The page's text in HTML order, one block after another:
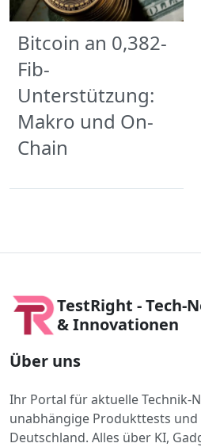
Bitcoin an 0,382-
Fib-
Unterstützung:
Makro und On-
Chain
TestRight - Tech-
& Innovationen
Über uns
Ihr Portal für aktuelle Technik-
unabhängige Produkttests
Deutschland. Alles über KI,